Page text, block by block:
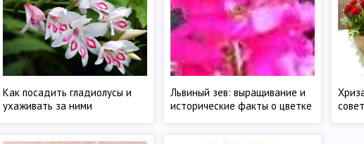
Как посадить гладиолусы и
ухаживать за ними
Львиный зев: выращивание и
исторические факты о цветке